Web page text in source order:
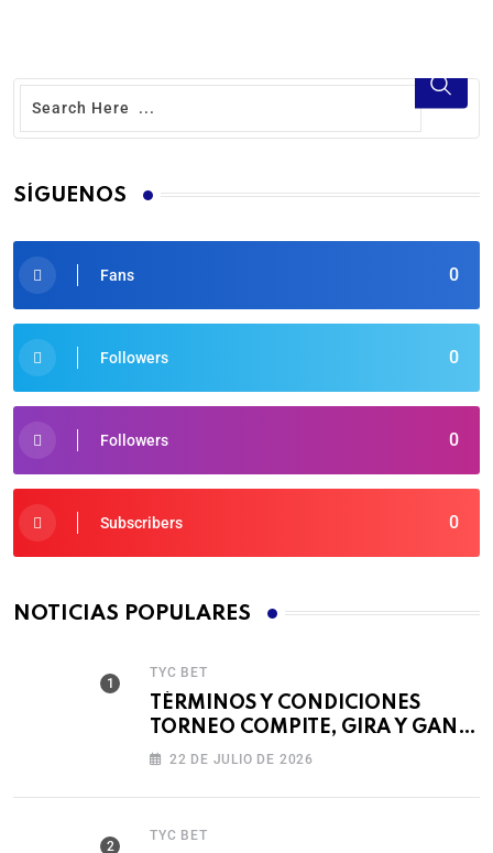
SÍGUENOS
0
Fans
0
Followers
0
Followers
0
Subscribers
NOTICIAS POPULARES
TYC BET
TÉRMINOS Y CONDICIONES
TORNEO COMPITE, GIRA Y GANA
🎰 22 DE JULIO DE 2026
TYC BET